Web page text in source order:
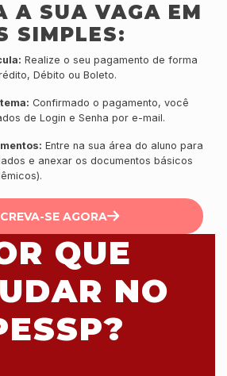
A SUA VAGA EM
SIMPLES:
Realize o seu pagamento de forma
Débito ou Boleto.
Confirmado o pagamento, você
de Login e Senha por e-mail.
Entre na sua área do aluno para
e anexar os documentos básicos
SE AGORA
QUE
NO